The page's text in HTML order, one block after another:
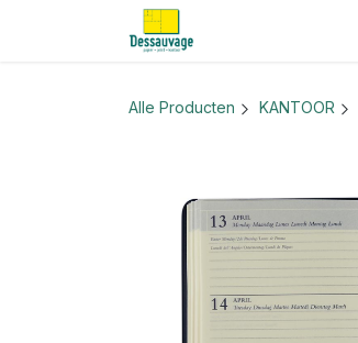
Overslaan naar inhoud
Alle Producten KANTOOR